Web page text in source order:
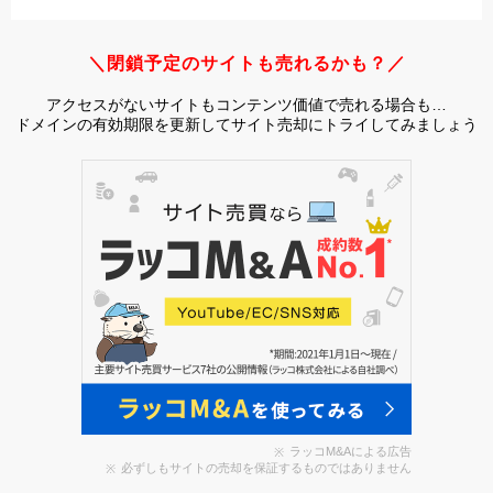
＼閉鎖予定のサイトも売れるかも？／
アクセスがないサイトもコンテンツ価値で売れる場合も…
ドメインの有効期限を更新してサイト売却にトライしてみましょう
ラッコM&Aによる広告
必ずしもサイトの売却を保証するものではありません